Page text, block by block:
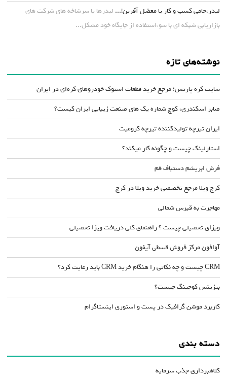
لیدر،حامی کسب و کار یا معضل آفرین!... لیدرها یا سرشاخه های شرکت های
بازاریابی شبکه ای با سوءاستفاده از جایگاه خود مشکل...
نوشته‌های تازه
سایت کره پارتس؛ مرجع خرید قطعات استوک خودروهای کره‌ای در ایران
صابر اسکندری، کوچ شماره یک های صنعت زیبایی ایران کیست؟
ایران تیرچه تولیدکننده تیرچه کرومیت
استارلینک چیست و چگونه کار میکند؟
فرش ابریشم دستباف قم
کرج ویلا مرجع تخصصی خرید ویلا در کرج
مهاجرت به قبرس شمالی
ویزای تحصیلی چیست ؟ راهنمای کلی دریافت ویزا تحصیلی
آوافون مرکز فروش قسطی آیفون
CRM چیست و چه نکاتی را هنگام خرید CRM باید رعایت کرد؟
بیزینس کوچینگ چیست؟
کاربرد موشن گرافیک در پست و استوری اینستاگرام
دسته بندی
کلاهبرداری جذب سرمایه